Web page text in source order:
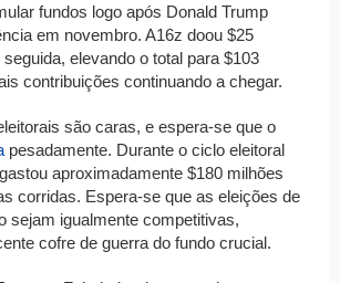
fundos logo após Donald Trump
em novembro. A16z doou $25
elevando o total para $103
contribuições continuando a chegar.
são caras, e espera-se que o
pesadamente. Durante o ciclo eleitoral
aproximadamente $180 milhões
corridas. Espera-se que as eleições de
sejam igualmente competitivas,
cofre de guerra do fundo crucial.